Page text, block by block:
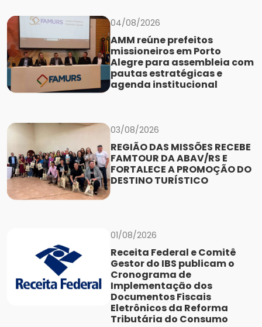
04/08/2026
AMM reúne prefeitos
missioneiros em Porto
Alegre para assembleia com
pautas estratégicas e
agenda institucional
03/08/2026
REGIÃO DAS MISSÕES RECEBE
FAMTOUR DA ABAV/RS E
FORTALECE A PROMOÇÃO DO
DESTINO TURÍSTICO
01/08/2026
Receita Federal e Comitê
Gestor do IBS publicam o
Cronograma de
Implementação dos
Documentos Fiscais
Eletrônicos da Reforma
Tributária do Consumo